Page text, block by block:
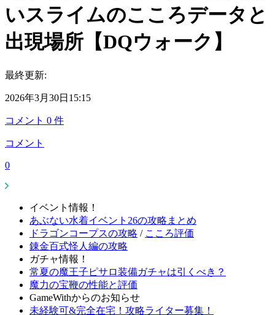
いスライムのこころデータと
出現場所【DQウォーク】
最終更新:
2026年3月30日15:15
コメント 0 件
コメント
0
イベント情報！
あぶない水着イベント26の攻略まとめ
ドラゴンコープスの攻略 / こころ評価
錬金百式怪人編の攻略
ガチャ情報！
常夏の魔王子ピサロ装備ガチャは引くべき？
魔力の宝鞭の性能と評価
GameWithからのお知らせ
未経験可&完全在宅！攻略ライター募集！